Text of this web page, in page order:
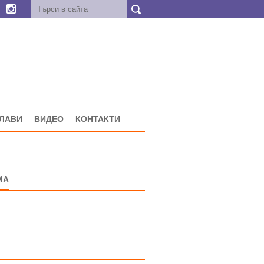
ВИДЕО КОНТАКТИ